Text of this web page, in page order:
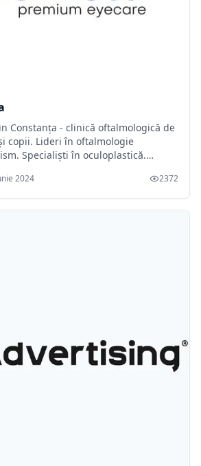
Constanța - clinică oftalmologică de
copii. Lideri în oftalmologie
Specialiști în oculoplastică.
2024 2372